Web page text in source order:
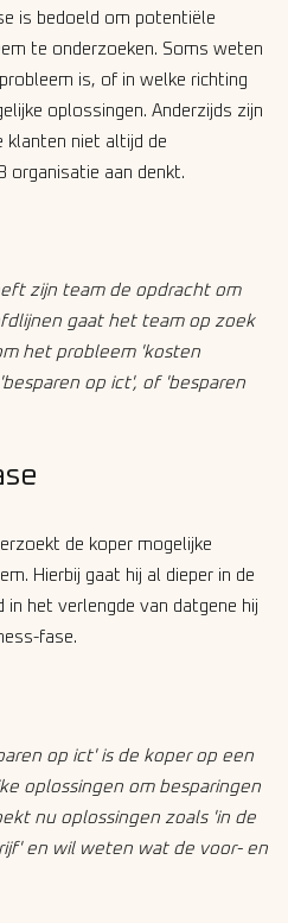
is bedoeld om potentiële
te onderzoeken. Soms weten
is, of in welke richting
oplossingen. Anderzijds zijn
klanten niet altijd de
organisatie aan denkt.
zijn team de opdracht om
gaat het team op zoek
het probleem 'kosten
op ict', of 'besparen
de koper mogelijke
Hierbij gaat hij al dieper in de
in het verlengde van datgene hij
fase.
op ict' is de koper op een
oplossingen om besparingen
nu oplossingen zoals 'in de
en wil weten wat de voor- en